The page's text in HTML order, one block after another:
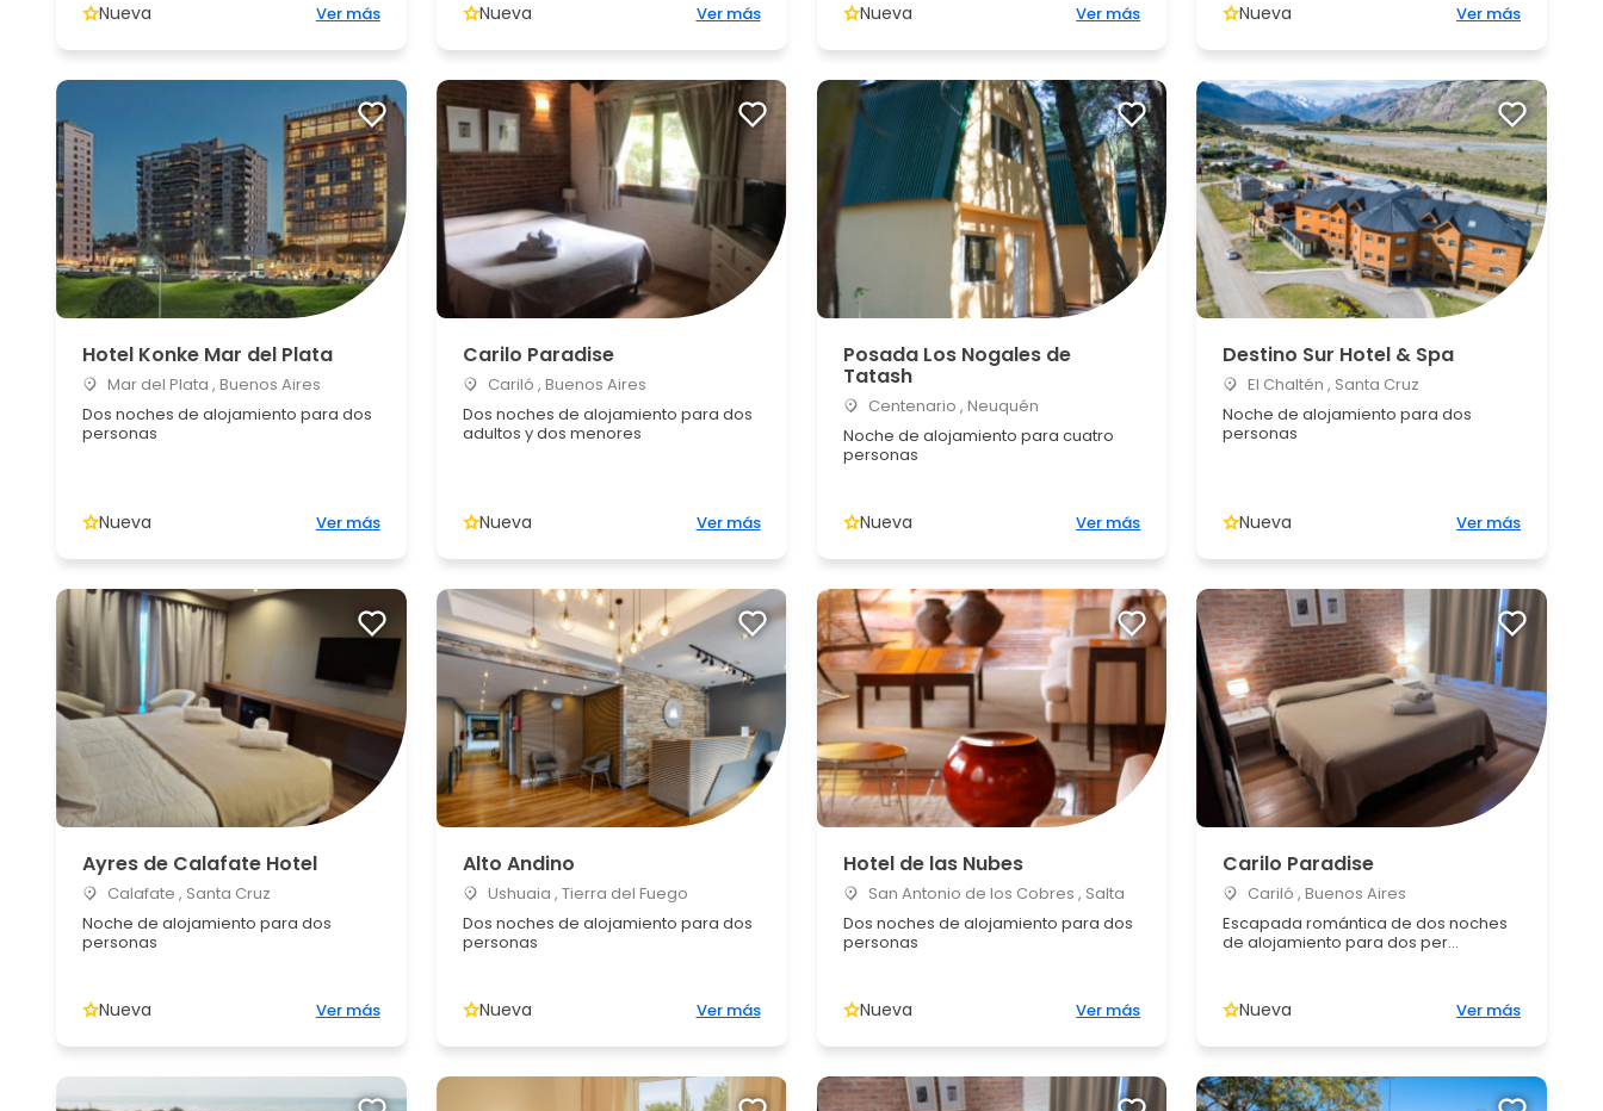
Nueva Ver más Nueva Ver más Nueva Ver más Nueva Ver más
Hotel Konke Mar del Plata
Mar del Plata , Buenos Aires
Dos noches de alojamiento para dos
personas
Nueva Ver más
Carilo Paradise
Cariló , Buenos Aires
Dos noches de alojamiento para dos
adultos y dos menores
Nueva Ver más
Posada Los Nogales de
Tatash
Centenario , Neuquén
Noche de alojamiento para cuatro
personas
Nueva Ver más
Destino Sur Hotel & Spa
El Chaltén , Santa Cruz
Noche de alojamiento para dos
personas
Nueva Ver más
Ayres de Calafate Hotel
Calafate , Santa Cruz
Noche de alojamiento para dos
personas
Nueva Ver más
Alto Andino
Ushuaia , Tierra del Fuego
Dos noches de alojamiento para dos
personas
Nueva Ver más
Hotel de las Nubes
San Antonio de los Cobres , Salta
Dos noches de alojamiento para dos
personas
Nueva Ver más
Carilo Paradise
Cariló , Buenos Aires
Escapada romántica de dos noches
de alojamiento para dos per...
Nueva Ver más